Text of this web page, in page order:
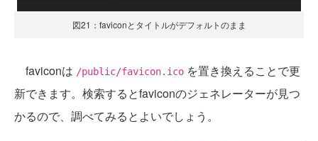
図21：faviconとタイトルがデフォルトのまま
faviconは /public/favicon.ico を置き換えることで更
新できます。検索するとfaviconのジェネレーターが見つ
かるので、調べてみるとよいでしょう。